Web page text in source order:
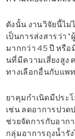
ดังนั้น งานวิจัยนี้ไ
เป็นการส่งสารว่า
มากกว่า 45 ปี หรือ
นที่มีความเสี่ยงสูง
ทางเลือกอื่นกับแพ
ยาคุมกำเนิดมีประ
เช่น ลดอาการปวด
ช่วยจัดการกับอาก
กลุ่มอาการถุงน้ำรั